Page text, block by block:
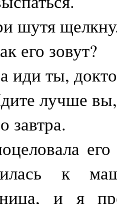
шутя
его зовут?
ты,
лучше вы,
его
к
и я